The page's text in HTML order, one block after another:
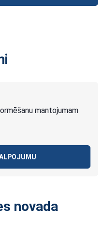
mantojumam
novada